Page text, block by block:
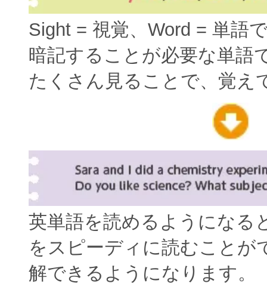
Sight = 視覚、Word = 単語
暗記することが必要な単語
たくさん見ることで、覚え
英単語を読めるようになる
をスピーディに読むことが
解できるようになります。